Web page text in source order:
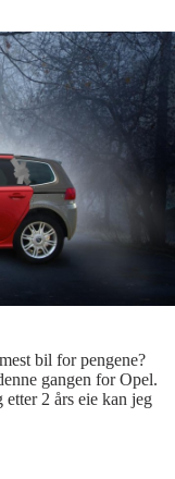
bil for pengene?
gangen for Opel.
2 års eie kan jeg